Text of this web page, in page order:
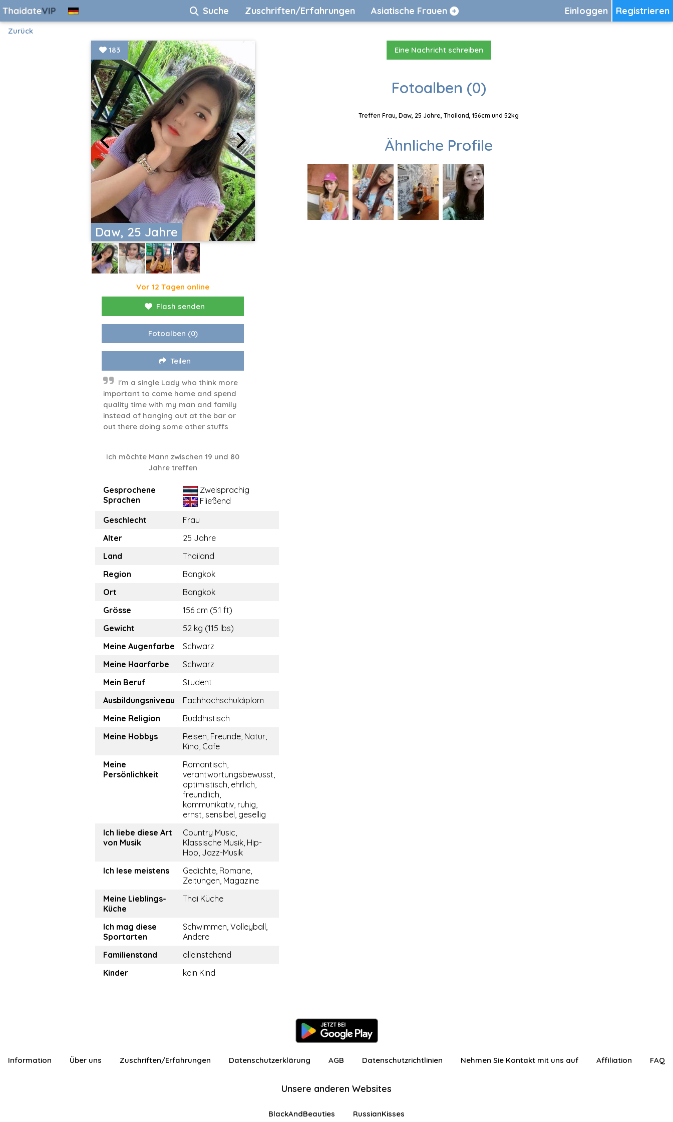
Registrieren
Einloggen
Suche Zuschriften/Erfahrungen Asiatische Frauen
Zurück
Daw, 25 Jahre
183
Vor 12 Tagen online
Flash senden
Fotoalben (0)
Teilen
I'm a single Lady who think more
important to come home and spend
quality time with my man and family
instead of hanging out at the bar or
out there doing some other stuffs
Ich möchte Mann zwischen 19 und 80
Jahre treffen
Gesprochene
Sprachen
Zweisprachig
Fließend
Geschlecht
Frau
Alter
25 Jahre
Land
Thailand
Region
Bangkok
Ort
Bangkok
Grösse
156 cm (5.1 ft)
Gewicht
52 kg (115 lbs)
Meine Augenfarbe
Schwarz
Meine Haarfarbe
Schwarz
Mein Beruf
Student
Ausbildungsniveau
Fachhochschuldiplom
Meine Religion
Buddhistisch
Meine Hobbys
Reisen, Freunde, Natur,
Kino, Cafe
Meine
Persönlichkeit
Romantisch,
verantwortungsbewusst,
optimistisch, ehrlich,
freundlich,
kommunikativ, ruhig,
ernst, sensibel, gesellig
Ich liebe diese Art
von Musik
Country Music,
Klassische Musik, Hip-
Hop, Jazz-Musik
Ich lese meistens
Gedichte, Romane,
Zeitungen, Magazine
Meine Lieblings-
Küche
Thai Küche
Ich mag diese
Sportarten
Schwimmen, Volleyball,
Andere
Familienstand
alleinstehend
Kinder
kein Kind
Eine Nachricht schreiben
Fotoalben (0)
Treffen Frau, Daw, 25 Jahre, Thailand, 156cm und 52kg
Ähnliche Profile
Information Über uns Zuschriften/Erfahrungen Datenschutzerklärung AGB Datenschutzrichtlinien Nehmen Sie Kontakt mit uns auf Affiliation FAQ
Unsere anderen Websites
BlackAndBeauties RussianKisses